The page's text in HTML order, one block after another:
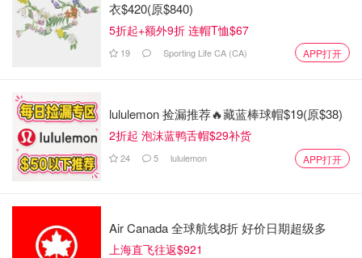
衣$420(原$840)
5折起+额外9折 连帽T恤$67
19 Sporting Life CA (CA) APP打开
lululemon 捡漏推荐🔥藏蓝棒球帽$19(原$38)
2折起 泡沫蓝鸭舌帽$29补货
24 5 lululemon APP打开
Air Canada 全球航线8折 好价日期超级多
上海直飞往返$921